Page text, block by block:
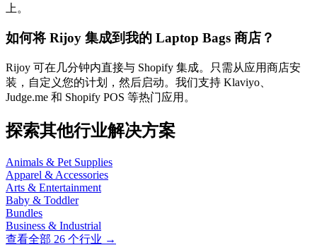
上。
如何将 Rijoy 集成到我的 Laptop Bags 商店？
Rijoy 可在几分钟内直接与 Shopify 集成。只需从应用商店安
装，自定义您的计划，然后启动。我们支持 Klaviyo、
Judge.me 和 Shopify POS 等热门应用。
探索其他行业解决方案
Animals & Pet Supplies
Apparel & Accessories
Arts & Entertainment
Baby & Toddler
Bundles
Business & Industrial
查看全部 26 个行业 →